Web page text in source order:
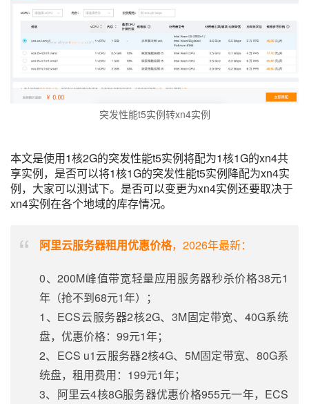
突发性能t5实例转xn4实例
本文是使用1核2G的突发性能t5实例将配为1核1G的xn4共
享实例，是否可以将1核1G的突发性能t5实例降配为xn4实
例，大家可以测试下。是否可以变更为xn4实例还要取决于
xn4实例在各个地域的库存情况。
阿里云服务器租用优惠价格，2026年最新：
0、200M峰值带宽轻量应用服务器秒杀价格38元1
年（抢不到68元1年）；
1、ECS云服务器2核2G、3M固定带宽、40G系统
盘，优惠价格：99元1年；
2、ECS u1云服务器2核4G、5M固定带宽、80G系
统盘，租用费用：199元1年；
3、阿里云4核8G服务器优惠价格955元一年，ECS